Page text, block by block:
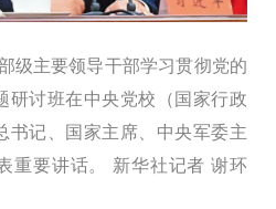
级主要领导干部学习贯彻党的
研讨班在中央党校（国家行政
书记、国家主席、中央军委主
重要讲话。 新华社记者 谢环